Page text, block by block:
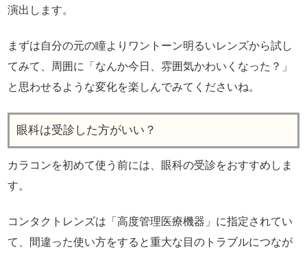
演出します。
まずは自分の元の瞳よりワントーン明るいレンズから試し
てみて、周囲に「なんか今日、雰囲気かわいくなった？」
と思わせるような変化を楽しんでみてくださいね。
眼科は受診した方がいい？
カラコンを初めて使う前には、眼科の受診をおすすめしま
す。
コンタクトレンズは「高度管理医療機器」に指定されてい
て、間違った使い方をすると重大な目のトラブルにつなが